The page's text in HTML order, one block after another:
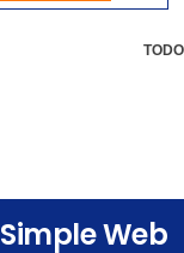
Simple Web